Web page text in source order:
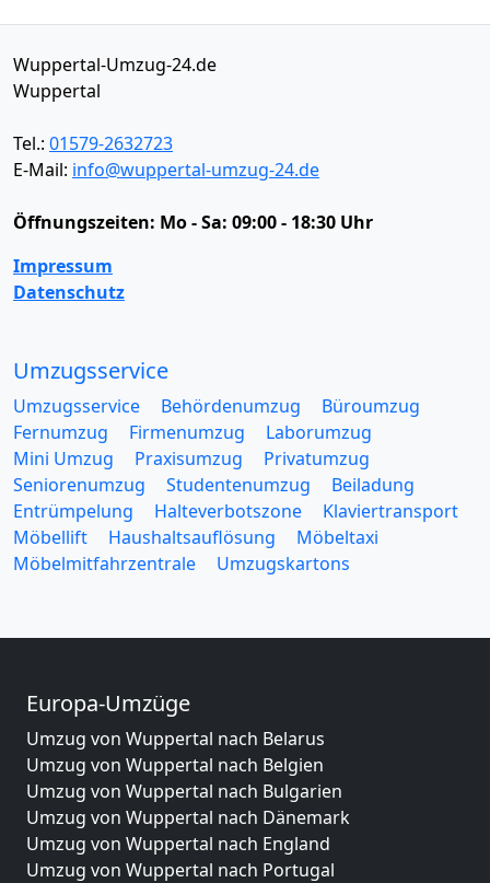
Wuppertal-Umzug-24.de
Wuppertal
Tel.: 01579-2632723
E-Mail: info@wuppertal-umzug-24.de
Öffnungszeiten: Mo - Sa: 09:00 - 18:30 Uhr
Impressum
Datenschutz
Umzugsservice
Umzugsservice Behördenumzug
Büroumzug
Fernumzug
Firmenumzug
Laborumzug
Mini Umzug
Praxisumzug
Privatumzug
Seniorenumzug
Studentenumzug
Beiladung
Entrümpelung
Halteverbotszone
Klaviertransport
Möbellift
Haushaltsauflösung
Möbeltaxi
Möbelmitfahrzentrale
Umzugskartons
Europa-Umzüge
Umzug von Wuppertal nach Belarus
Umzug von Wuppertal nach Belgien
Umzug von Wuppertal nach Bulgarien
Umzug von Wuppertal nach Dänemark
Umzug von Wuppertal nach England
Umzug von Wuppertal nach Portugal